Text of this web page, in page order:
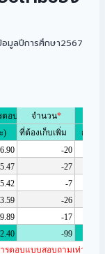
มูลปีการศึกษา2567